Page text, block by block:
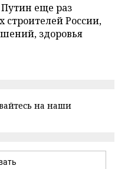
еще раз
строителей России,
здоровья
на наши